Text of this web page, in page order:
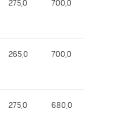
275,0 700,0
265,0 700,0
275,0 680,0